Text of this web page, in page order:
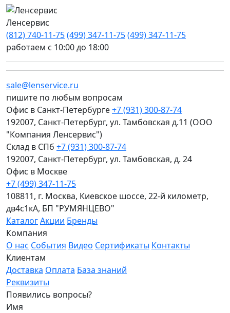
Ленсервис
(812) 740-11-75(499) 347-11-75(499) 347-11-75
работаем с 10:00 до 18:00
sale@lenservice.ru
пишите по любым вопросам
Офис в Санкт-Петербурге+7 (931) 300-87-74
192007, Санкт-Петербург, ул. Тамбовская д.11 (ООО
"Компания Ленсервис")
Склад в СПб +7 (931) 300-87-74
192007, Санкт-Петербург, ул. Тамбовская, д. 24
Офис в Москве
+7 (499) 347-11-75
108811, г. Москва, Киевское шоссе, 22-й километр,
дв4с1кА, БП "РУМЯНЦЕВО"
КаталогАкции Бренды
Компания
О нас События Видео Сертификаты Контакты
Клиентам
Доставка Оплата База знаний
Реквизиты
Появились вопросы?
Имя